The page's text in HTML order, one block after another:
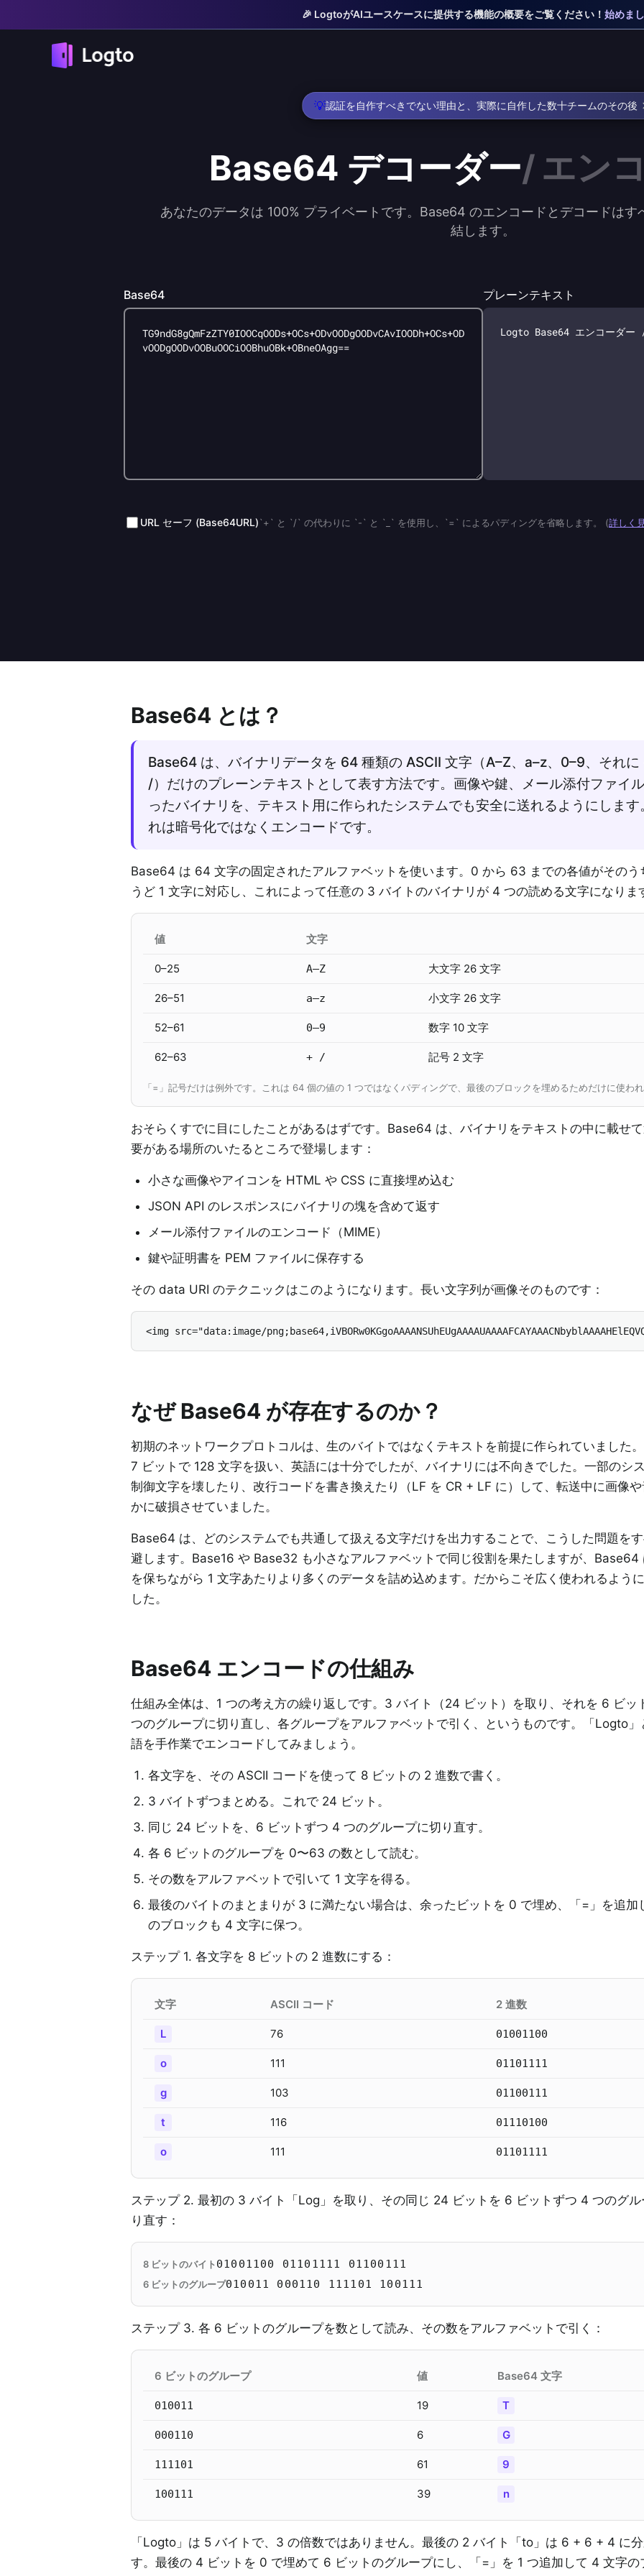
🎉 LogtoがAIユースケースに提供する機能の概要をご覧ください！ 始めま
💡認証を自作すべきでない理由と、実際に自作した数十チームのその後
Base64 デコーダー/ エン
あなたのデータは 100% プライベートです。Base64 のエンコードとデコードはす
結します。
プレーンテキスト
Base64
URL セーフ (Base64URL)`+` と `/` の代わりに `-` と `_` を使用し、`=` によるパディングを省略します。 (詳しく
Base64 とは？
Base64 は、バイナリデータを 64 種類の ASCII 文字（A–Z、a–z、0–9、それに
/）だけのプレーンテキストとして表す方法です。画像や鍵、メール添付ファイ
ったバイナリを、テキスト用に作られたシステムでも安全に送れるようにします
れは暗号化ではなくエンコードです。
Base64 は 64 文字の固定されたアルファベットを使います。0 から 63 までの各値がそのう
うど 1 文字に対応し、これによって任意の 3 バイトのバイナリが 4 つの読める文字になりま
値 文字
0–25 A–Z 大文字 26 文字
26–51 a–z 小文字 26 文字
52–61 0–9 数字 10 文字
62–63 + / 記号 2 文字
「=」記号だけは例外です。これは 64 個の値の 1 つではなくパディングで、最後のブロックを埋めるためだけに使われ
おそらくすでに目にしたことがあるはずです。Base64 は、バイナリをテキストの中に載せ
要がある場所のいたるところで登場します：
小さな画像やアイコンを HTML や CSS に直接埋め込む
JSON API のレスポンスにバイナリの塊を含めて返す
メール添付ファイルのエンコード（MIME）
鍵や証明書を PEM ファイルに保存する
その data URI のテクニックはこのようになります。長い文字列が画像そのものです：
<img src="data:image/
なぜ Base64 が存在するのか？
初期のネットワークプロトコルは、生のバイトではなくテキストを前提に作られていました
7 ビットで 128 文字を扱い、英語には十分でしたが、バイナリには不向きでした。一部のシ
制御文字を壊したり、改行コードを書き換えたり（LF を CR + LF に）して、転送中に画像
かに破損させていました。
Base64 は、どのシステムでも共通して扱える文字だけを出力することで、こうした問題を
避します。Base16 や Base32 も小さなアルファベットで同じ役割を果たしますが、Base64
を保ちながら 1 文字あたりより多くのデータを詰め込めます。だからこそ広く使われるよう
した。
Base64 エンコードの仕組み
仕組み全体は、1 つの考え方の繰り返しです。3 バイト（24 ビット）を取り、それを 6 ビッ
つのグループに切り直し、各グループをアルファベットで引く、というものです。「Logto」
語を手作業でエンコードしてみましょう。
各文字を、その ASCII コードを使って 8 ビットの 2 進数で書く。
3 バイトずつまとめる。これで 24 ビット。
同じ 24 ビットを、6 ビットずつ 4 つのグループに切り直す。
各 6 ビットのグループを 0〜63 の数として読む。
その数をアルファベットで引いて 1 文字を得る。
最後のバイトのまとまりが 3 に満たない場合は、余ったビットを 0 で埋め、「=」を追加
のブロックも 4 文字に保つ。
ステップ 1. 各文字を 8 ビットの 2 進数にする：
文字 ASCII コード 2 進数
L 76 01001100
o 111 01101111
g 103 01100111
t 116 01110100
o 111 01101111
ステップ 2. 最初の 3 バイト「Log」を取り、その同じ 24 ビットを 6 ビットずつ 4 つのグル
り直す：
8 ビットのバイト01001100 01101111 01100111
6 ビットのグループ010011 000110 111101 100111
ステップ 3. 各 6 ビットのグループを数として読み、その数をアルファベットで引く：
6 ビットのグループ 値 Base64 文字
010011 19 T
000110 6 G
111101 61 9
100111 39 n
「Logto」は 5 バイトで、3 の倍数ではありません。最後の 2 バイト「to」は 6 + 6 + 4 に分
す。最後の 4 ビットを 0 で埋めて 6 ビットのグループにし、「=」を 1 つ追加して 4 文字の